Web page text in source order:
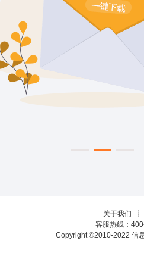
关于我们 ┊
客服热线：
Copyright ©2010-2022 信